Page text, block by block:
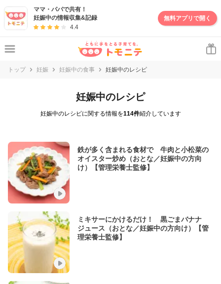
ママ・パパで共有！
妊娠中の情報収集&記録
4.4
無料アプリで開く
トップ 妊娠 妊娠中の食事 妊娠中のレシピ
妊娠中のレシピ
妊娠中のレシピに関する情報を114件紹介しています
鉄が多く含まれる食材で 牛肉と小松菜の
オイスター炒め（おとな／妊娠中の方向
け）【管理栄養士監修】
ミキサーにかけるだけ！ 黒ごまバナナ
ジュース（おとな／妊娠中の方向け）【管
理栄養士監修】